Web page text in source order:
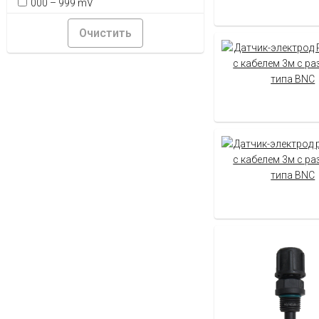
000 – 999 mV
Очистить